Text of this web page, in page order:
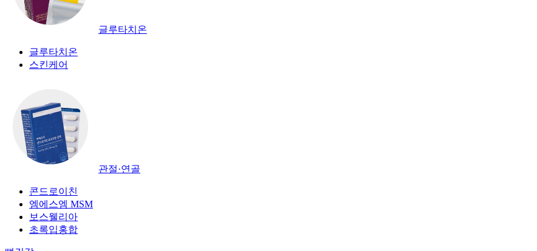
글루타치온
글루타치온
스킨케어
관절·연골
콘드로이친
엠에스엠 MSM
보스웰리아
초록입홍합